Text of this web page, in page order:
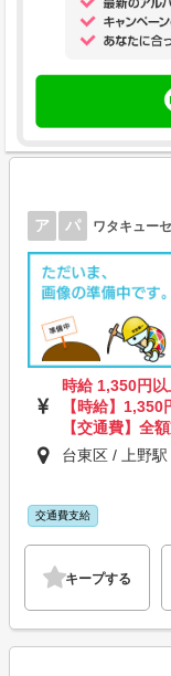
ア パ ワタキュー
時給 1,350円以
【時給】1,350
【交通費】全
台東区 / 上野駅
交通費支給
キープする